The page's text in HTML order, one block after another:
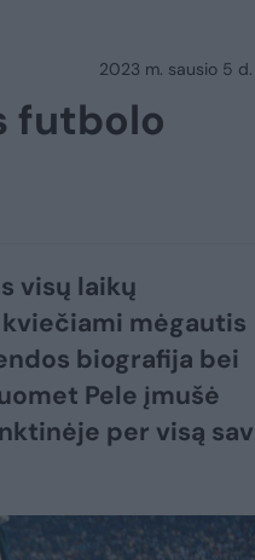
2023 m. sausio 5 d.
futbolo
visų laikų
mėgautis
biografija bei
Pele įmušė
per visą